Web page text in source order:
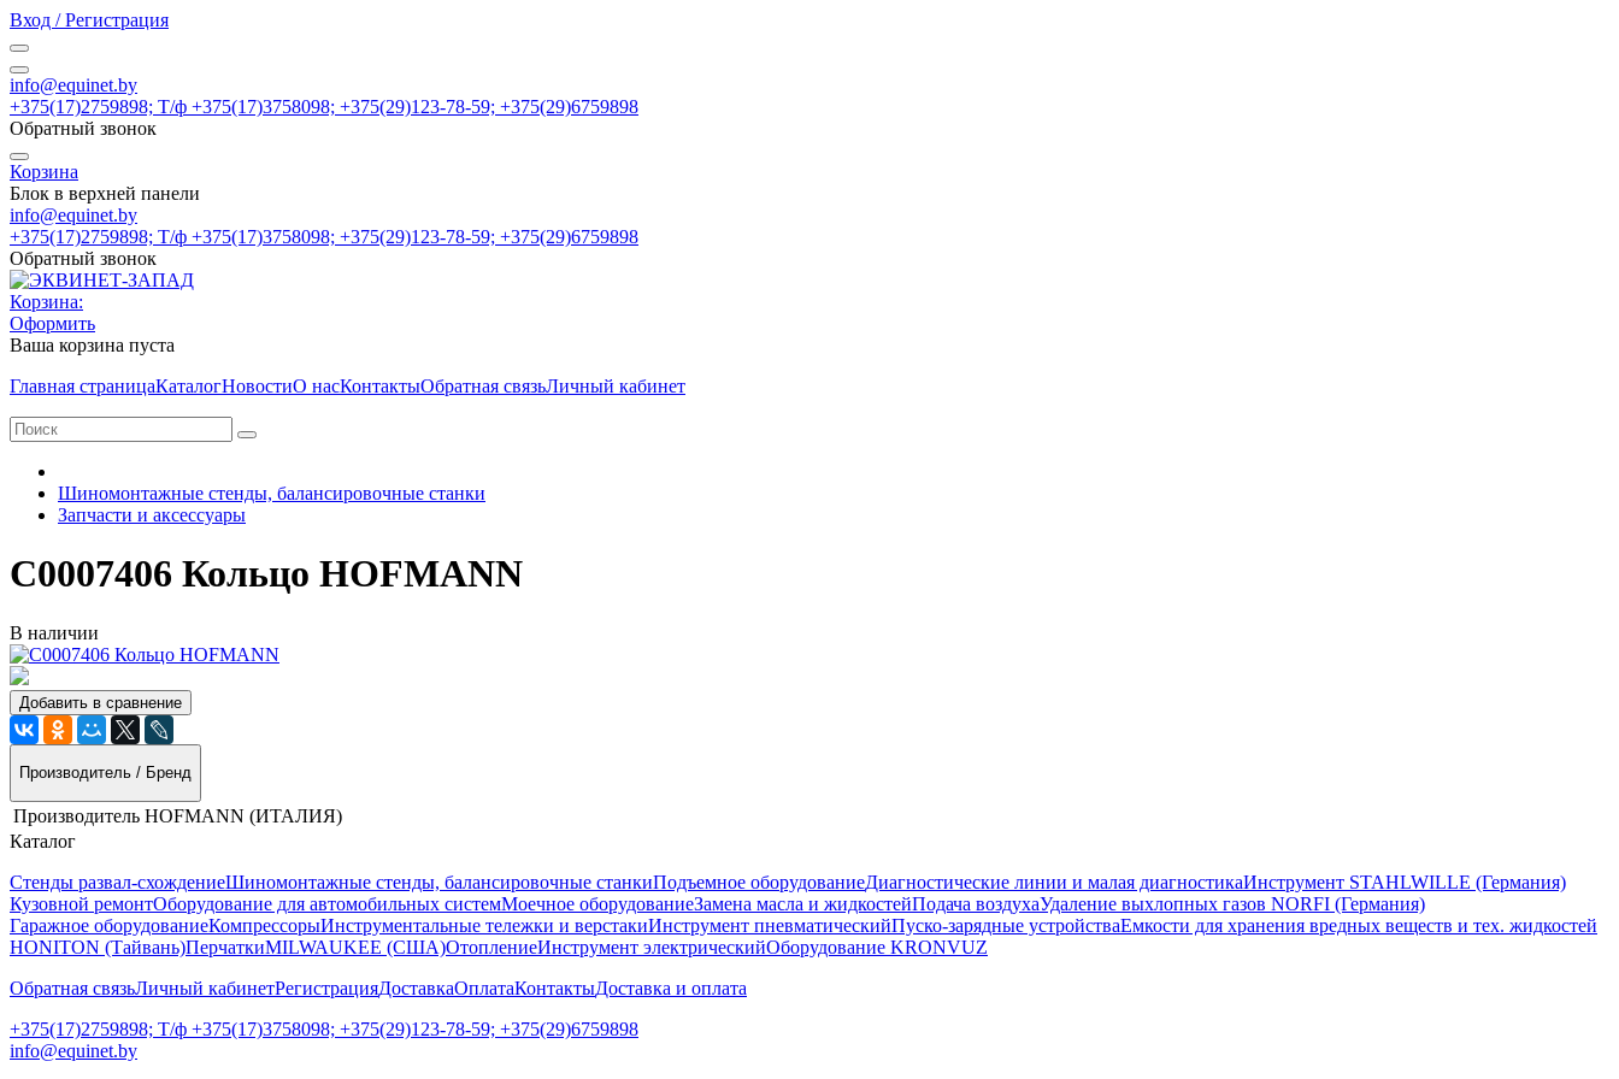
Вход / Регистрация
info@equinet.by
+375(17)2759898; Т/ф +375(17)3758098; +375(29)123-78-59; +375(29)6759898
Обратный звонок
Корзина
Блок в верхней панели
info@equinet.by
+375(17)2759898; Т/ф +375(17)3758098; +375(29)123-78-59; +375(29)6759898
Обратный звонок
Корзина:
Оформить
Ваша корзина пуста
Главная страницаКаталогНовостиО насКонтактыОбратная связьЛичный кабинет
Шиномонтажные стенды, балансировочные станки
Запчасти и аксессуары
C0007406 Кольцо HOFMANN
В наличии
Добавить в сравнение
Производитель / Бренд
Производитель HOFMANN (ИТАЛИЯ)
Каталог
Стенды развал-схождениеШиномонтажные стенды, балансировочные станкиПодъемное оборудованиеДиагностические линии и малая диагностикаИнструмент STAHLWILLE (Германия)
Кузовной ремонтОборудование для автомобильных системМоечное оборудованиеЗамена масла и жидкостейПодача воздухаУдаление выхлопных газов NORFI (Германия)
Гаражное оборудованиеКомпрессорыИнструментальные тележки и верстакиИнструмент пневматическийПуско-зарядные устройстваЕмкости для хранения вредных веществ и тех. жидкостей
HONITON (Тайвань)ПерчаткиMILWAUKEE (США)ОтоплениеИнструмент электрическийОборудование KRONVUZ
Обратная связьЛичный кабинетРегистрацияДоставкаОплатаКонтактыДоставка и оплата
+375(17)2759898; Т/ф +375(17)3758098; +375(29)123-78-59; +375(29)6759898
info@equinet.by